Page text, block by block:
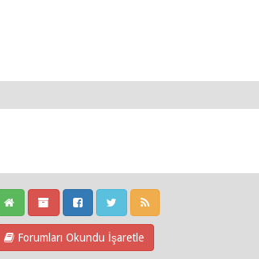
Forumları Okundu İşaretle